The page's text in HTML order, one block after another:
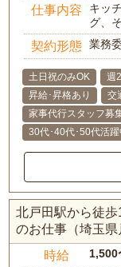
仕事内容
キッ
グ、
契約形態 業務
土日祝のみOK 週
昇給･昇格あり
交
家事代行スタッフ募
30代･40代･50代活躍
北戸田駅から徒
のお仕事（埼玉県
時給 1,500